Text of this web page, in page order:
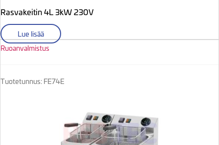
Rasvakeitin 4L 3kW 230V
Lue lisää
Ruoanvalmistus
Tuotetunnus: FE74E